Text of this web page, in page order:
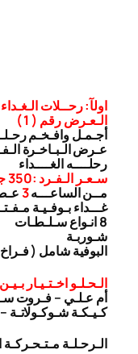
اولآ: رحــلات الـغـداء
الـعـرض رقم ( 1 )
أجـمـل وافـخـم
عـرض الـبـاخـرة
رحلــــه الغــــداء
سـعـر الـفـرد :350 جـنـيـة
مــن الساعـــه3
غـــداء بـوفـيـة
8 انـواع سـلـطـات
شـوربـة
البوفية شامل (
الـحـلـو اخـتـيـار
أم عـلـي – فـروت
كـيـكـة
الـرحـلـة مـتـحـركـة